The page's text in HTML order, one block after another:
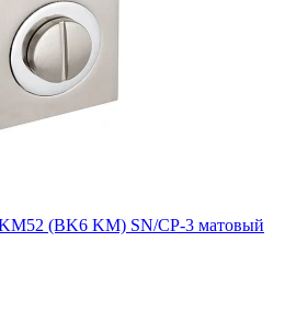
(BK6 KM) SN/CP-3 матовый